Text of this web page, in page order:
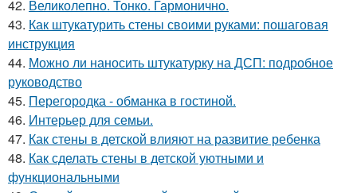
42. Великолепно. Тонко. Гармонично.
43. Как штукатурить стены своими руками: пошаговая
инструкция
44. Можно ли наносить штукатурку на ДСП: подробное
руководство
45. Перегородка - обманка в гостиной.
46. Интерьер для семьи.
47. Как стены в детской влияют на развитие ребенка
48. Как сделать стены в детской уютными и
функциональными